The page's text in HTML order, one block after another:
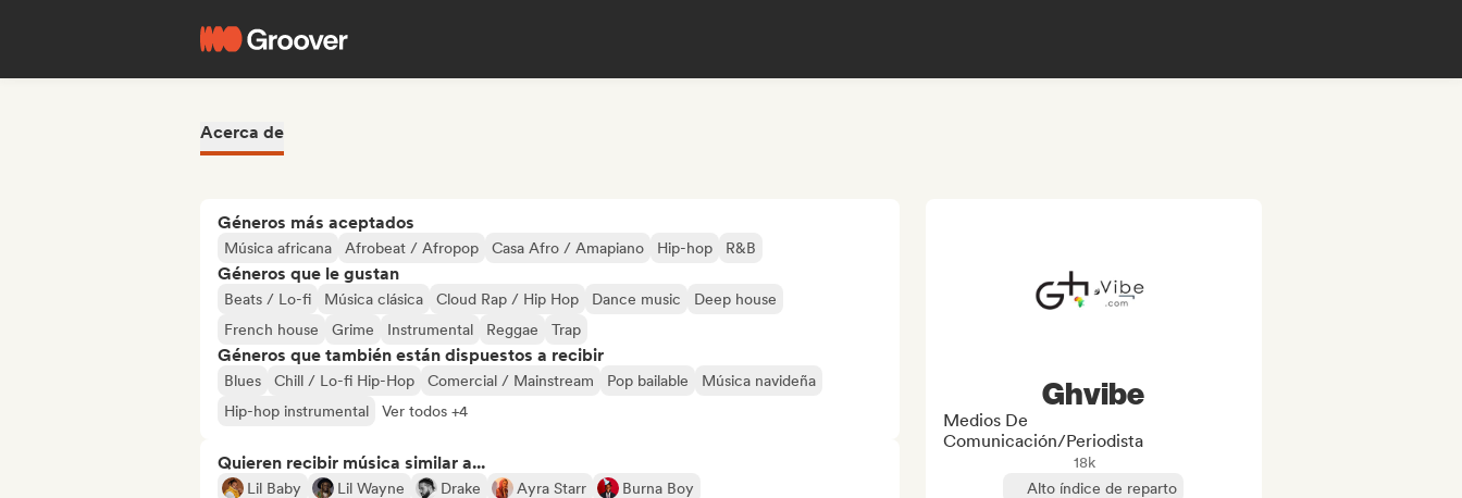
Acerca de
Géneros más aceptados
Música africana Afrobeat / Afropop Casa Afro / Amapiano Hip-hop R&B
Géneros que le gustan
Beats / Lo-fi Música clásica Cloud Rap / Hip Hop Dance music
Deep house
French house
Grime Instrumental Reggae Trap
Géneros que también están dispuestos a recibir
Blues Chill / Lo-fi Hip-Hop Comercial / Mainstream Pop bailable
Música navideña
Hip-hop instrumental
Ver todos +4
Quieren recibir música similar a...
Lil Baby Lil Wayne Drake Ayra Starr
Burna Boy
Ghvibe
Medios De
Comunicación/Periodista
18k
Alto índice de reparto